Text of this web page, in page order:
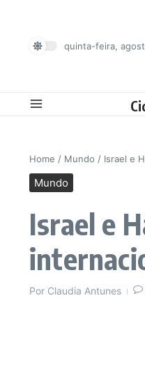
quinta-feira,
Home / Mundo / Israel e
Mundo
Israel e
Por Claudia Antunes